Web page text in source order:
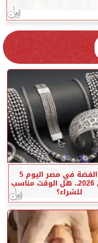
أسعار الفضة في مصر اليوم 5
أغسطس 2026.. هل الوقت مناسب
للشراء؟